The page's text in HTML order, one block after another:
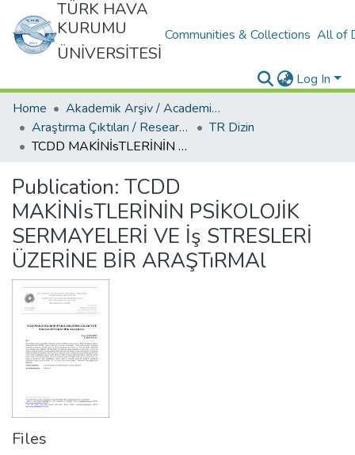
TÜRK HAVA
KURUMU
ÜNİVERSİTESİ
Communities & Collections All of
Log In
Home
Akademik Arşiv / Academic Archive
Araştırma Çıktıları / Research Outcomes
TR Dizin
TCDD MAKİNİsTLERİNİN PSİKOLOJİK SERMAYELERİ VE İş STRESLERİ ÜZERİNE BİR ARAŞTıRMAl
Publication: TCDD
MAKİNİsTLERİNİN PSİKOLOJİK
SERMAYELERİ VE İş STRESLERİ
ÜZERİNE BİR ARAŞTıRMAl
Files